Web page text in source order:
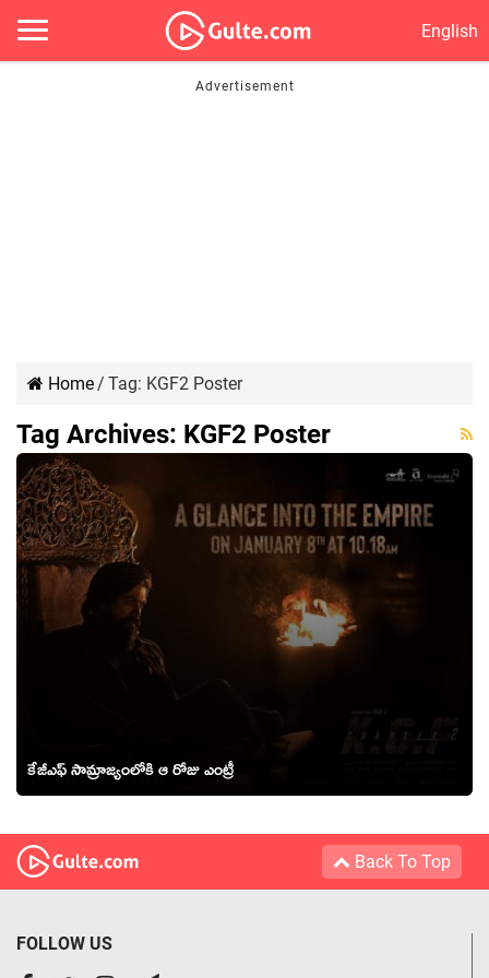
English
Home/ Tag: KGF2 Poster
Tag Archives: KGF2 Poster
కేజీఎఫ్ సామ్రాజ్యంలోకి ఆ రోజు ఎంట్రీ
Back To Top
FOLLOW US